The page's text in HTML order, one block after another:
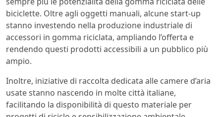
biciclette. Oltre agli oggetti manuali, alcune start-up
stanno investendo nella produzione industriale di
accessori in gomma riciclata, ampliando l’offerta e
rendendo questi prodotti accessibili a un pubblico più
ampio.
Inoltre, iniziative di raccolta dedicata alle camere d’aria
usate stanno nascendo in molte città italiane,
facilitando la disponibilità di questo materiale per